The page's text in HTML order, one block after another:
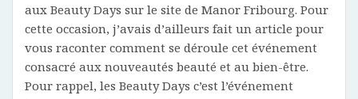
aux Beauty Days sur le site de Manor Fribourg. Pour
cette occasion, j’avais d’ailleurs fait un article pour
vous raconter comment se déroule cet événement
consacré aux nouveautés beauté et au bien-être.
Pour rappel, les Beauty Days c’est l’événement